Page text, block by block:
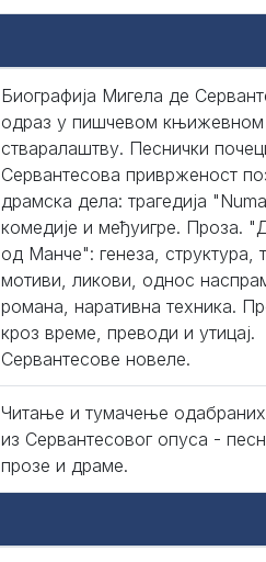
Биографија Мигела де
одраз у пишчевом књижевном
стваралаштву. Песнички
Сервантесова приврженост
драмска дела: трагедија
комедије и међуигре. Проза.
од Манче": генеза, структура,
мотиви, ликови, однос
романа, наративна техника.
кроз време, преводи и утицај.
Сервантесове новеле.
Читање и тумачење
из Сервантесовог опуса -
прозе и драме.